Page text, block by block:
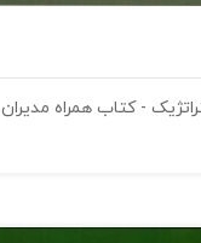
- کتاب همراه مدیران